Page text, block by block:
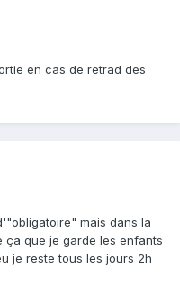
en cas de retrad des
mais dans la
ça que je garde les enfants
je reste tous les jours 2h